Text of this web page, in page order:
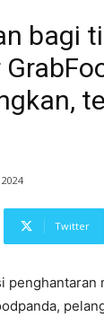
bagi
Twitter
penghantaran